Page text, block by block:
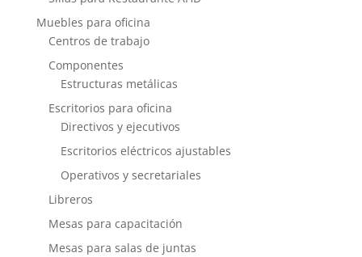
Muebles para oficina
Centros de trabajo
Componentes
Estructuras metálicas
Escritorios para oficina
Directivos y ejecutivos
Escritorios eléctricos ajustables
Operativos y secretariales
Libreros
Mesas para capacitación
Mesas para salas de juntas